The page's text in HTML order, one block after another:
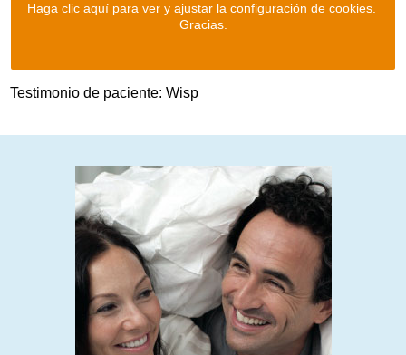
Haga clic aquí para ver y ajustar la configuración de cookies.
Gracias.
Testimonio de paciente: Wisp